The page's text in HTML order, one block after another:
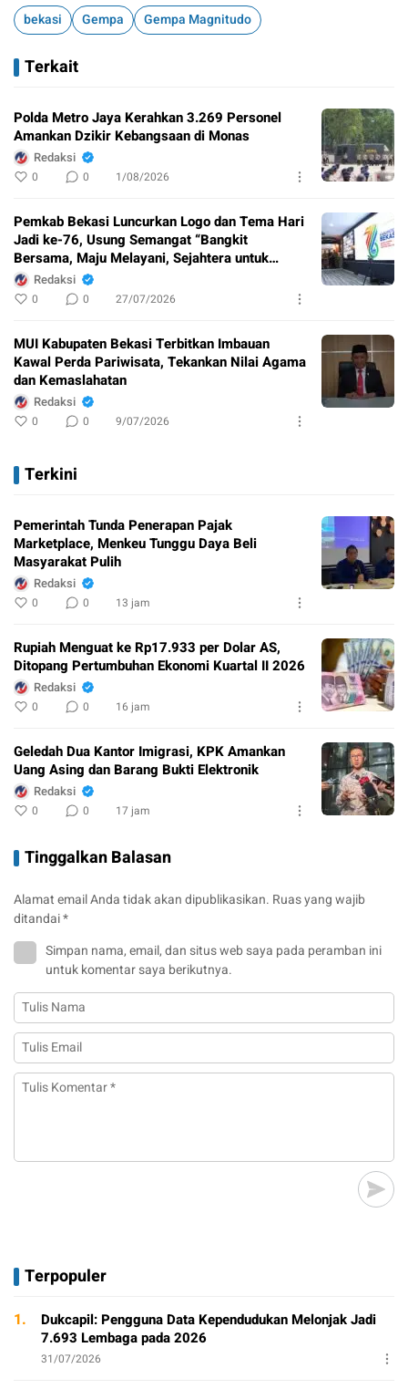
bekasi Gempa Gempa Magnitudo
Terkait
Polda Metro Jaya Kerahkan 3.269 Personel
Amankan Dzikir Kebangsaan di Monas
Redaksi
0 0 1/08/2026
Pemkab Bekasi Luncurkan Logo dan Tema Hari
Jadi ke-76, Usung Semangat “Bangkit
Bersama, Maju Melayani, Sejahtera untuk
Semua”
Redaksi
0 0 27/07/2026
MUI Kabupaten Bekasi Terbitkan Imbauan
Kawal Perda Pariwisata, Tekankan Nilai Agama
dan Kemaslahatan
Redaksi
0 0 9/07/2026
Terkini
Pemerintah Tunda Penerapan Pajak
Marketplace, Menkeu Tunggu Daya Beli
Masyarakat Pulih
Redaksi
0 0 13 jam
Rupiah Menguat ke Rp17.933 per Dolar AS,
Ditopang Pertumbuhan Ekonomi Kuartal II 2026
Redaksi
0 0 16 jam
Geledah Dua Kantor Imigrasi, KPK Amankan
Uang Asing dan Barang Bukti Elektronik
Redaksi
0 0 17 jam
Tinggalkan Balasan
Alamat email Anda tidak akan dipublikasikan. Ruas yang wajib
ditandai*
Simpan nama, email, dan situs web saya pada peramban ini
untuk komentar saya berikutnya.
Terpopuler
1.
Dukcapil: Pengguna Data Kependudukan Melonjak Jadi
7.693 Lembaga pada 2026
31/07/2026